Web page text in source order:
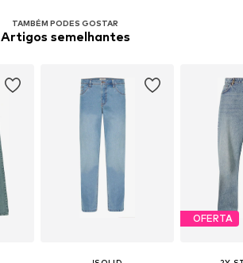
TAMBÉM PODES GOSTAR
Artigos semelhantes
OFERTA